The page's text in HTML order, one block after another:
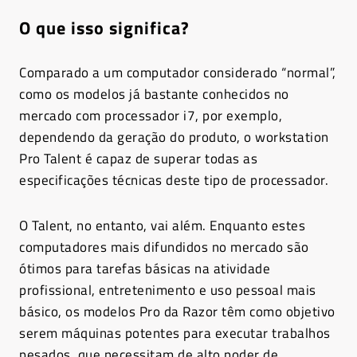
O que isso significa?
Comparado a um computador considerado “normal”,
como os modelos já bastante conhecidos no
mercado com processador i7, por exemplo,
dependendo da geração do produto, o workstation
Pro Talent é capaz de superar todas as
especificações técnicas deste tipo de processador.
O Talent, no entanto, vai além. Enquanto estes
computadores mais difundidos no mercado são
ótimos para tarefas básicas na atividade
profissional, entretenimento e uso pessoal mais
básico, os modelos Pro da Razor têm como objetivo
serem máquinas potentes para executar trabalhos